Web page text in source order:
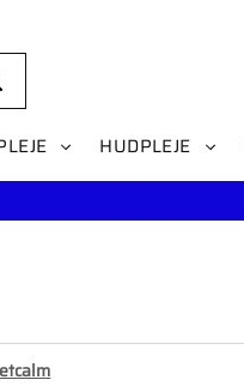
HUDPLEJE